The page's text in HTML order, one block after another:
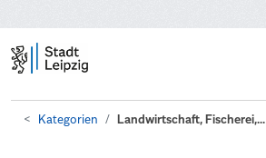
Kategorien Landwirtschaft, Fischerei,...